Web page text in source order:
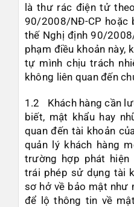
là thư rác điện tử
90/2008/NĐ-CP hoặc
thế Nghị định 90/
phạm điều khoản này,
tự mình chịu trách
không liên quan đến
1.2 Khách hàng cần
biết, mật khẩu hay
quan đến tài khoản
quản lý khách hàng
trường hợp phát
trái phép sử dụng tài
sơ hở về bảo mật như
để lộ thông tin về